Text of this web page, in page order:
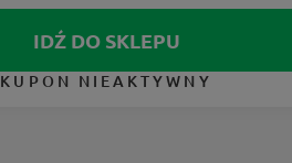
IDŹ DO SKLEPU
KUPON NIEAKTYWNY